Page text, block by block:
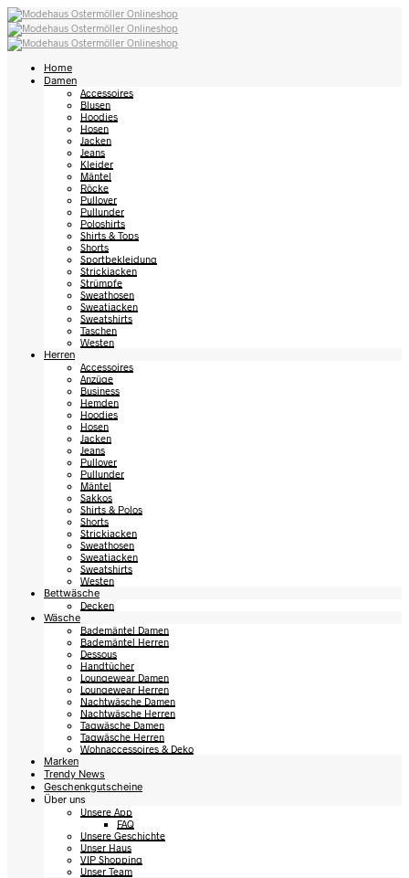
Home
Damen
Accessoires
Blusen
Hoodies
Hosen
Jacken
Jeans
Kleider
Mäntel
Röcke
Pullover
Pullunder
Poloshirts
Shirts & Tops
Shorts
Sportbekleidung
Strickjacken
Strümpfe
Sweathosen
Sweatjacken
Sweatshirts
Taschen
Westen
Herren
Accessoires
Anzüge
Business
Hemden
Hoodies
Hosen
Jacken
Jeans
Pullover
Pullunder
Mäntel
Sakkos
Shirts & Polos
Shorts
Strickjacken
Sweathosen
Sweatjacken
Sweatshirts
Westen
Bettwäsche
Decken
Wäsche
Bademäntel Damen
Bademäntel Herren
Dessous
Handtücher
Loungewear Damen
Loungewear Herren
Nachtwäsche Damen
Nachtwäsche Herren
Tagwäsche Damen
Tagwäsche Herren
Wohnaccessoires & Deko
Marken
Trendy News
Geschenkgutscheine
Über uns
Unsere App
FAQ
Unsere Geschichte
Unser Haus
VIP Shopping
Unser Team